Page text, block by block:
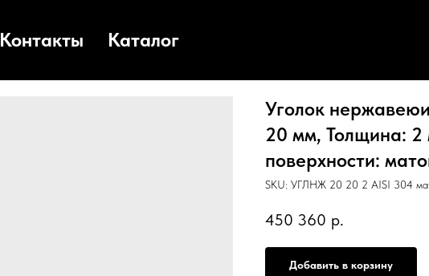
Контакты Каталог
Уголок
20 мм, Толщина: 2
поверхности:
SKU: УГЛНЖ 20 20 2 AISI 304
450 360 р.
Добавить в корзину